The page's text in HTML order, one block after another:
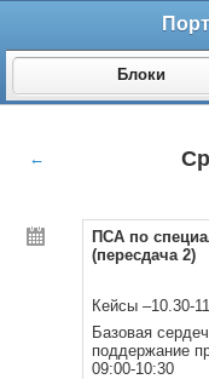
Блоки
←
ПСА по
(пересдача 2)
Кейсы
Базовая
поддержание
09:00-10:30